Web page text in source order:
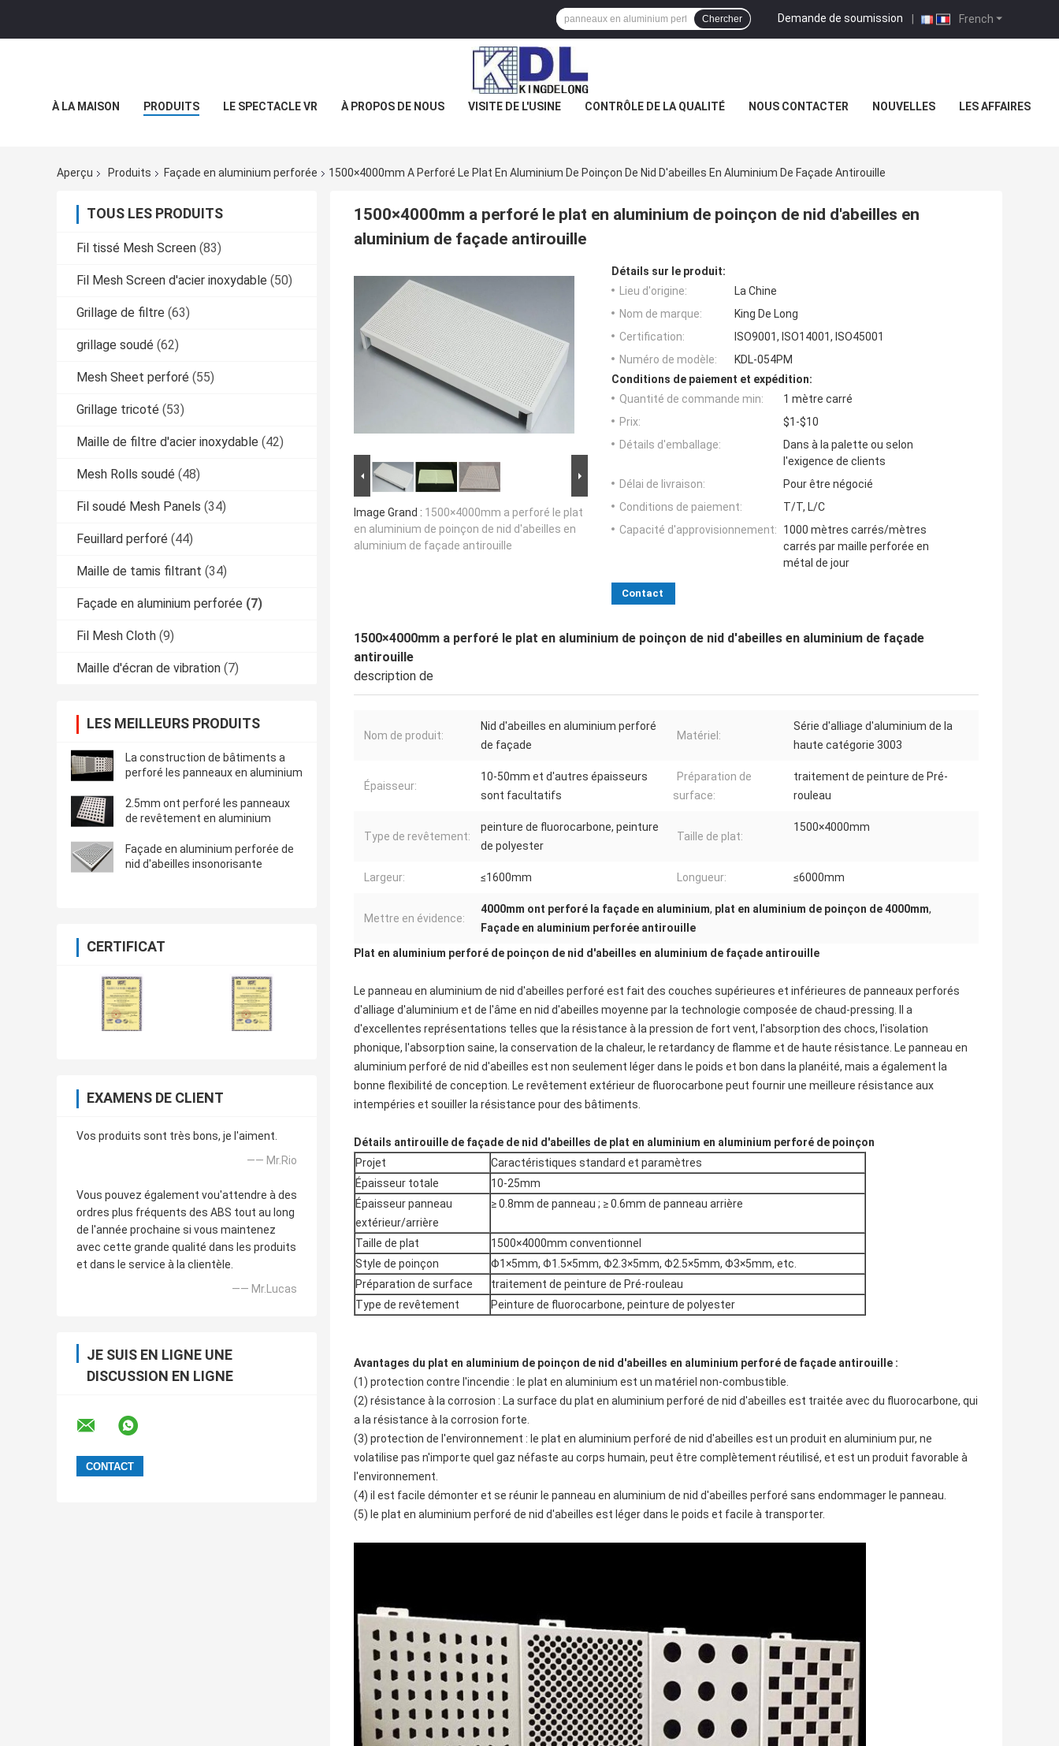
French
Demande de soumission |
Chercher
À LA MAISON PRODUITS LE SPECTACLE VR À PROPOS DE NOUS VISITE DE L'USINE CONTRÔLE DE LA QUALITÉ NOUS CONTACTER NOUVELLES LES AFFAIRES
Aperçu Produits Façade en aluminium perforée 1500×4000mm A Perforé Le Plat En Aluminium De Poinçon De Nid D'abeilles En Aluminium De Façade Antirouille
TOUS LES PRODUITS
Fil tissé Mesh Screen (83)
Fil Mesh Screen d'acier inoxydable (50)
Grillage de filtre (63)
grillage soudé (62)
Mesh Sheet perforé (55)
Grillage tricoté (53)
Maille de filtre d'acier inoxydable (42)
Mesh Rolls soudé (48)
Fil soudé Mesh Panels (34)
Feuillard perforé (44)
Maille de tamis filtrant (34)
Façade en aluminium perforée (7)
Fil Mesh Cloth (9)
Maille d'écran de vibration (7)
LES MEILLEURS PRODUITS
La construction de bâtiments a
perforé les panneaux en aluminium
2.5mm ont perforé les panneaux
de revêtement en aluminium
Façade en aluminium perforée de
nid d'abeilles insonorisante
CERTIFICAT
EXAMENS DE CLIENT
Vos produits sont très bons, je l'aiment.
—— Mr.Rio
Vous pouvez également vou'attendre à des
ordres plus fréquents des ABS tout au long
de l'année prochaine si vous maintenez
avec cette grande qualité dans les produits
et dans le service à la clientèle.
—— Mr.Lucas
JE SUIS EN LIGNE UNE
DISCUSSION EN LIGNE
1500×4000mm a perforé le plat en aluminium de poinçon de nid d'abeilles en
aluminium de façade antirouille
Image Grand : 1500×4000mm a perforé le plat
en aluminium de poinçon de nid d'abeilles en
aluminium de façade antirouille
Détails sur le produit:
Lieu d'origine:
La Chine
Nom de marque:
King De Long
Certification:
ISO9001, ISO14001, ISO45001
Numéro de modèle:
KDL-054PM
Conditions de paiement et expédition:
Quantité de commande min:
1 mètre carré
Prix:
$1-$10
Détails d'emballage:
Dans à la palette ou selon
l'exigence de clients
Délai de livraison:
Pour être négocié
Conditions de paiement:
T/T, L/C
Capacité d'approvisionnement:
1000 mètres carrés/mètres
carrés par maille perforée en
métal de jour
Contact
1500×4000mm a perforé le plat en aluminium de poinçon de nid d'abeilles en aluminium de façade
antirouille
description de
Nom de produit:
Nid d'abeilles en aluminium perforé
de façade
Matériel:
Série d'alliage d'aluminium de la
haute catégorie 3003
Épaisseur:
10-50mm et d'autres épaisseurs
sont facultatifs
Préparation de
surface:
traitement de peinture de Pré-
rouleau
Type de revêtement:
peinture de fluorocarbone, peinture
de polyester
Taille de plat:
1500×4000mm
Largeur: ≤1600mm Longueur: ≤6000mm
Mettre en évidence:
4000mm ont perforé la façade en aluminium, plat en aluminium de poinçon de 4000mm,
Façade en aluminium perforée antirouille
Plat en aluminium perforé de poinçon de nid d'abeilles en aluminium de façade antirouille
Le panneau en aluminium de nid d'abeilles perforé est fait des couches supérieures et inférieures de panneaux perforés
d'alliage d'aluminium et de l'âme en nid d'abeilles moyenne par la technologie composée de chaud-pressing. Il a
d'excellentes représentations telles que la résistance à la pression de fort vent, l'absorption des chocs, l'isolation
phonique, l'absorption saine, la conservation de la chaleur, le retardancy de flamme et de haute résistance. Le panneau en
aluminium perforé de nid d'abeilles est non seulement léger dans le poids et bon dans la planéité, mais a également la
bonne flexibilité de conception. Le revêtement extérieur de fluorocarbone peut fournir une meilleure résistance aux
intempéries et souiller la résistance pour des bâtiments.
Détails antirouille de façade de nid d'abeilles de plat en aluminium en aluminium perforé de poinçon
Projet
Caractéristiques standard et paramètres
Épaisseur totale
10-25mm
Épaisseur panneau
extérieur/arrière
≥ 0.8mm de panneau ; ≥ 0.6mm de panneau arrière
Taille de plat
1500×4000mm conventionnel
Style de poinçon
Φ1×5mm, Φ1.5×5mm, Φ2.3×5mm, Φ2.5×5mm, Φ3×5mm, etc.
Préparation de surface
traitement de peinture de Pré-rouleau
Type de revêtement
Peinture de fluorocarbone, peinture de polyester
Avantages du plat en aluminium de poinçon de nid d'abeilles en aluminium perforé de façade antirouille :
(1) protection contre l'incendie : le plat en aluminium est un matériel non-combustible.
(2) résistance à la corrosion : La surface du plat en aluminium perforé de nid d'abeilles est traitée avec du fluorocarbone, qui
a la résistance à la corrosion forte.
(3) protection de l'environnement : le plat en aluminium perforé de nid d'abeilles est un produit en aluminium pur, ne
volatilise pas n'importe quel gaz néfaste au corps humain, peut être complètement réutilisé, et est un produit favorable à
l'environnement.
(4) il est facile démonter et se réunir le panneau en aluminium de nid d'abeilles perforé sans endommager le panneau.
(5) le plat en aluminium perforé de nid d'abeilles est léger dans le poids et facile à transporter.